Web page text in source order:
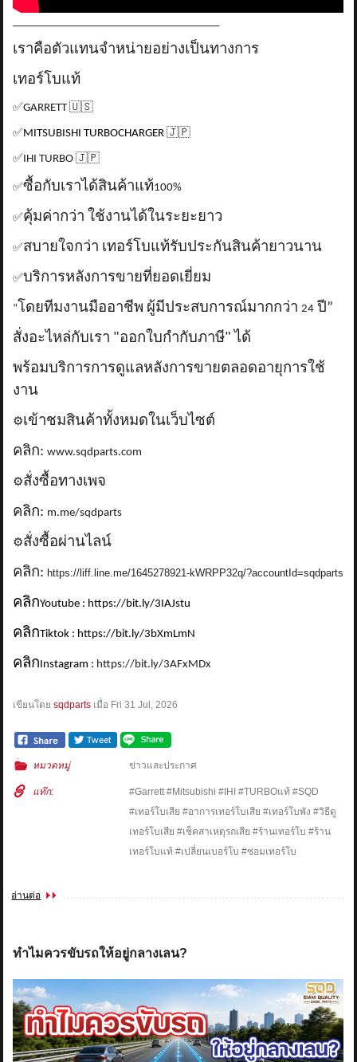
เราคือตัวแทนจำหน่ายอย่างเป็นทางการ
เทอร์โบแท้
✅GARRETT🇺🇸
✅ MITSUBISHI TURBOCHARGER 🇯🇵
✅ IHI TURBO🇯🇵
✅ซื้อกับเราได้สินค้าแท้100%
✅คุ้มค่ากว่า ใช้งานได้ในระยะยาว
✅สบายใจกว่า เทอร์โบแท้รับประกันสินค้ายาวนาน
✅บริการหลังการขายที่ยอดเยี่ยม
“ โดยทีมงานมืออาชีพ ผู้มีประสบการณ์มากกว่า24 ปี”
สั่งอะไหล่กับเรา "ออกใบกำกับภาษี" ได้
พร้อมบริการการดูแลหลังการขายตลอดอายุการใช้
งาน
⚙️เข้าชมสินค้าทั้งหมดในเว็บไซต์
คลิก:www.sqdparts.com
⚙️สั่งซื้อทางเพจ
คลิก: m.me/sqdparts
⚙️สั่งซื้อผ่านไลน์
คลิก: https://liff.line.me/1645278921-kWRPP32q/?accountId=sqdparts
คลิกYoutube : https://bit.ly/3IAJstu
คลิกTiktok : https://bit.ly/3bXmLmN
คลิก Instagram : https://bit.ly/3AFxMDx
เขียนโดยsqdparts เมื่อ Fri 31 Jul, 2026
หมวดหมู่ ข่าวและประกาศ
แท๊ก:
#Garrett #Mitsubishi #IHI #TURBOแท้ #SQD
#เทอร์โบเสีย #อาการเทอร์โบเสีย #เทอร์โบพัง #วิธีดู
เทอร์โบเสีย #เช็คสาเหตุรถเสีย #ร้านเทอร์โบ #ร้าน
เทอร์โบแท้ #เปลี่ยนเบอร์โบ #ซ่อมเทอร์โบ
อ่านต่อ
ทำไมควรขับรถให้อยู่กลางเลน?